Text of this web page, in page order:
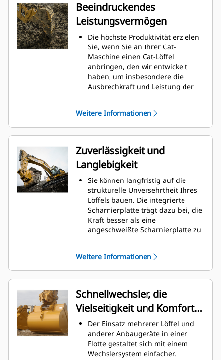
Beeindruckendes
Leistungsvermögen
Die höchste Produktivität erzielen
Sie, wenn Sie an Ihrer Cat-
Maschine einen Cat-Löffel
anbringen, den wir entwickelt
haben, um insbesondere die
Ausbrechkraft und Leistung der
verbessert den Materialfluss in
den Löffel. Die zusätzliche
Rückenfreiheit verhindert ein
Schleifen der Unterseite des
Löffels, wodurch Wartungskosten
gesenkt werden.
Der Kraftstoffverbrauch ist beim
Graben am höchsten. Cat-Löffel
sind so ausgelegt, dass sie schnell
durch das Material schneiden,
wodurch die Betriebseffizienz der
Maschine insgesamt verbessert
wird.
Zeit geladen werden. Bei jeder
Weitere Informationen
Zuverlässigkeit und
Langlebigkeit
Sie können langfristig auf die
strukturelle Unversehrtheit Ihres
Löffels bauen. Die integrierte
Scharnierplatte trägt dazu bei, die
Kraft besser als eine
angeschweißte Scharnierplatte zu
abriebbeständigem Stahl
gefertigt, der vor allem für
Komponenten mit übermäßigem
Verschleiß gedacht ist.
Schützen Sie die wichtigsten
Bereiche des von hohem
Verschleiß betroffenen Löffels mit
Cat ®-Schneidwerkzeugen.
Seitenschneidenschutz und
Seitenmesser tragen zur
Weitere Informationen
Schnellwechsler, die
Vielseitigkeit und Komfort
bieten
Der Einsatz mehrerer Löffel und
anderer Anbaugeräte in einer
Flotte gestaltet sich mit einem
Wechslersystem einfacher.